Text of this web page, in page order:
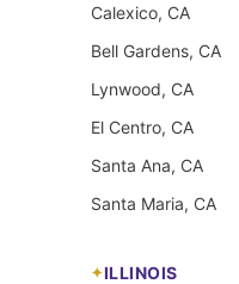
Calexico, CA
Bell Gardens, CA
Lynwood, CA
El Centro, CA
Santa Ana, CA
Santa Maria, CA
ILLINOIS